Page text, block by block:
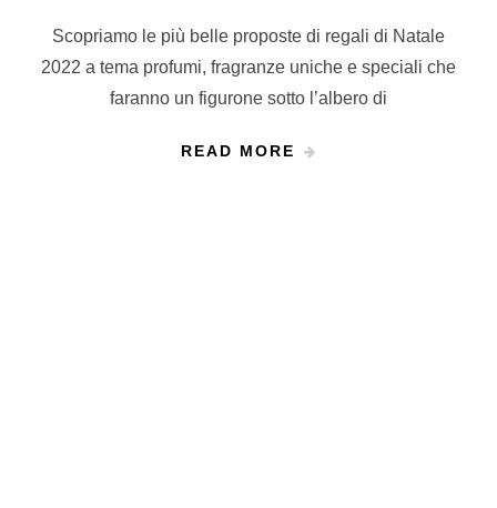
Scopriamo le più belle proposte di regali di Natale
2022 a tema profumi, fragranze uniche e speciali che
faranno un figurone sotto l’albero di
READ MORE